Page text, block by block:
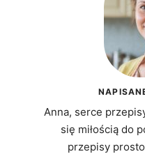
Anna, serce
się miłością do
przepisy